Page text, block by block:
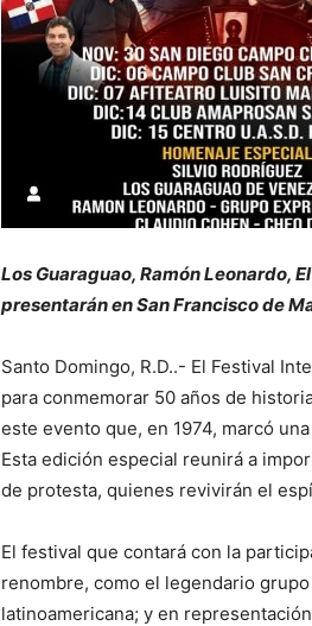
Los Guaraguao, Ramón Leonardo,
presentarán en San Francisco de
Santo Domingo, R.D..- El Festival
para conmemorar 50 años de
este evento que, en 1974, marcó
Esta edición especial reunirá a
de protesta, quienes revivirán el
El festival que contará con la
renombre, como el legendario
latinoamericana; y en